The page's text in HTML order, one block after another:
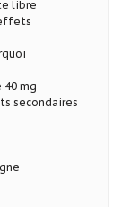
libre
mg
secondaires